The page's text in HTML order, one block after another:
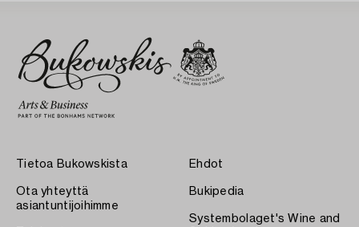
Tietoa Bukowskista
Ota yhteyttä
asiantuntijoihimme
Ehdot
Bukipedia
Systembolaget's Wine and